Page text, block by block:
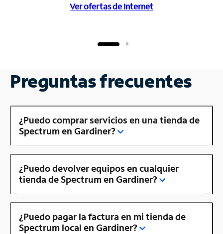
Ver ofertas de Internet
Preguntas frecuentes
¿Puedo comprar servicios en una tienda de
Spectrum en Gardiner?
¿Puedo devolver equipos en cualquier
tienda de Spectrum en Gardiner?
¿Puedo pagar la factura en mi tienda de
Spectrum local en Gardiner?